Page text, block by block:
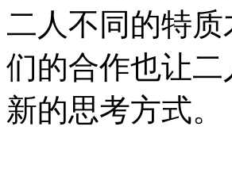
二人不同的特
们的合作也让
新的思考方式。